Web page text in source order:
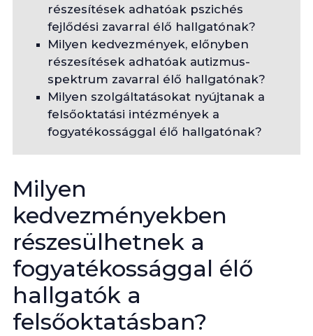
részesítések adhatóak pszichés
fejlődési zavarral élő hallgatónak?
Milyen kedvezmények, előnyben
részesítések adhatóak autizmus-
spektrum zavarral élő hallgatónak?
Milyen szolgáltatásokat nyújtanak a
felsőoktatási intézmények a
fogyatékossággal élő hallgatónak?
Milyen
kedvezményekben
részesülhetnek a
fogyatékossággal élő
hallgatók a
felsőoktatásban?